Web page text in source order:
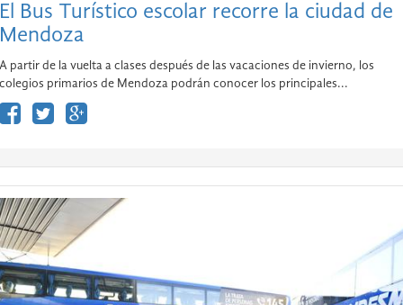
El Bus Turístico escolar recorre la ciudad de
Mendoza
A partir de la vuelta a clases después de las vacaciones de invierno, los
colegios primarios de Mendoza podrán conocer los principales...